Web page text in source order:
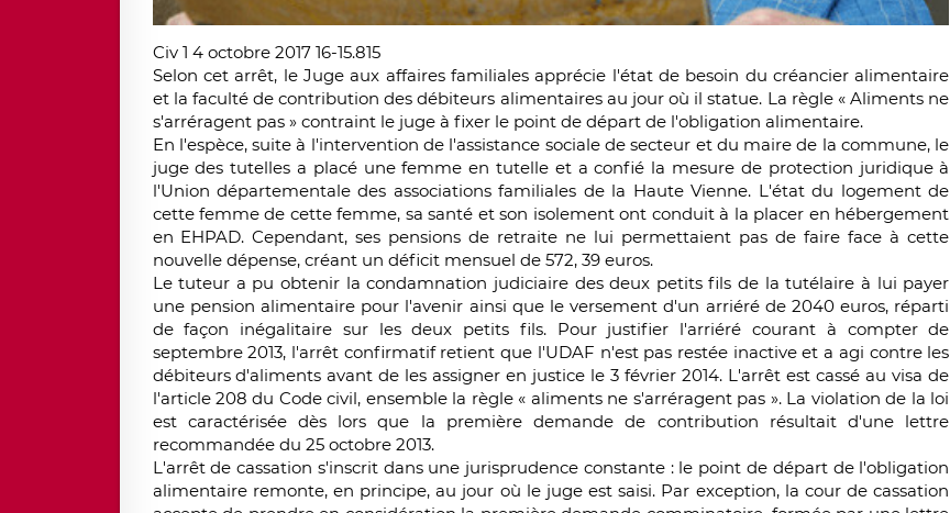
Civ 1 4 octobre 2017 16-15.815
Selon cet arrêt, le Juge aux affaires familiales apprécie l'état de besoin du créancier alimentaire
et la faculté de contribution des débiteurs alimentaires au jour où il statue. La règle « Aliments ne
s'arréragent pas » contraint le juge à fixer le point de départ de l'obligation alimentaire.
En l'espèce, suite à l'intervention de l'assistance sociale de secteur et du maire de la commune, le
juge des tutelles a placé une femme en tutelle et a confié la mesure de protection juridique à
l'Union départementale des associations familiales de la Haute Vienne. L'état du logement de
cette femme de cette femme, sa santé et son isolement ont conduit à la placer en hébergement
en EHPAD. Cependant, ses pensions de retraite ne lui permettaient pas de faire face à cette
nouvelle dépense, créant un déficit mensuel de 572, 39 euros.
Le tuteur a pu obtenir la condamnation judiciaire des deux petits fils de la tutélaire à lui payer
une pension alimentaire pour l'avenir ainsi que le versement d'un arriéré de 2040 euros, réparti
de façon inégalitaire sur les deux petits fils. Pour justifier l'arriéré courant à compter de
septembre 2013, l'arrêt confirmatif retient que l'UDAF n'est pas restée inactive et a agi contre les
débiteurs d'aliments avant de les assigner en justice le 3 février 2014. L'arrêt est cassé au visa de
l'article 208 du Code civil, ensemble la règle « aliments ne s'arréragent pas ». La violation de la loi
est caractérisée dès lors que la première demande de contribution résultait d'une lettre
recommandée du 25 octobre 2013.
L'arrêt de cassation s'inscrit dans une jurisprudence constante : le point de départ de l'obligation
alimentaire remonte, en principe, au jour où le juge est saisi. Par exception, la cour de cassation